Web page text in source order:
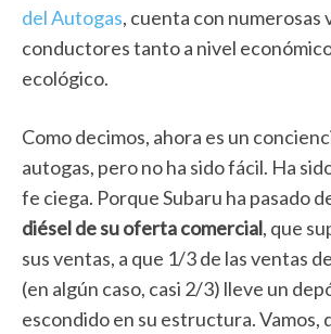
del Autogas, cuenta con numerosas
conductores tanto a nivel
ecológico.
Como decimos, ahora es un
autogas, pero no ha sido fácil. Ha
fe ciega. Porque Subaru ha pasado
diésel de su oferta comercial, que
sus ventas, a que 1/3 de las ventas
(en algún caso, casi 2/3) lleve un
escondido en su estructura. Vamos,